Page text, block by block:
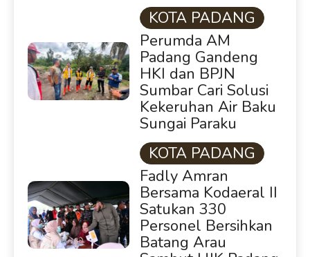
KOTA PADANG
Perumda AM
Padang Gandeng
HKI dan BPJN
Sumbar Cari Solusi
Kekeruhan Air Baku
Sungai Paraku
KOTA PADANG
Fadly Amran
Bersama Kodaeral II
Satukan 330
Personel Bersihkan
Batang Arau